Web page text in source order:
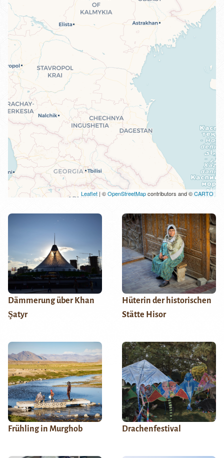
Travelers' Map wird geladen …
Wenn du dies siehst, nachdem deine
Seite vollständig geladen wurde,
fehlen leafletJS-Dateien.
Leaflet| ©OpenStreetMapcontributors and ©CARTO
Dämmerung über Khan
Şatyr
Hüterin der historischen
Stätte Hisor
Frühling in Murghob Drachenfestival